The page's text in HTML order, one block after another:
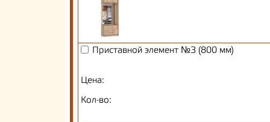
Приставной элемент №3 (800 мм)
Цена:
Кол-во: